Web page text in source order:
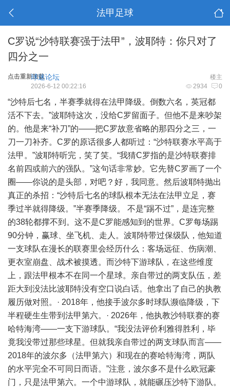
法甲足球
C罗说“沙特联赛强于法甲”，波耶特：你只对了
四分之一
点击重新加载 楼主
球迷论坛
2934 0
2026-6-12 00:22:16
“沙特后七名，半赛季就得在法甲降级。倒数六名，英冠都
活不下去。”波耶特这次，没给C罗留面子。但他不是来吵架
的。他是来“补刀”的——把C罗故意省略的那四分之三，一
刀一刀补齐。C罗的原话很多人都听过：“沙特联赛水平高于
法甲。”波耶特听完，笑了笑。“我猜C罗指的是沙特联赛排
名前四或前六的强队。”这句话非常妙。它先替C罗画了一个
圈——你说的是头部，对吧？好，我同意。然后波耶特抛出
真正的杀招：“沙特后七名的球队根本无法在法甲立足，赛
季过半就得降级。”半赛季降级。 不是“踢不过”，是连完整
的38轮都撑不到。这不是C罗能感知到的世界。C罗每场踢
90分钟，赢球、坐飞机、走人。波耶特带过保级队，他知道
一支球队在漫长的联赛里会经历什么：客场远征、伤病潮、
更衣室崩盘、战术被摸透。而沙特下游球队，在这些维度
上，跟法甲根本不在同一个星球。亲自带过的两支队伍，差
距大到没法比波耶特没有空口说白话。他拿出了自己的执教
履历做对照。· 2018年，他接手波尔多时球队濒临降级，下
半程硬生生带到法甲第六。· 2026年，他执教沙特联赛的赛
哈特海湾——一支下游球队。“我没法评价利雅得胜利，毕
竟我没带过那些球星。但就我亲自带过的两支球队而言——
2018年的波尔多（法甲第六）和现在的赛哈特海湾，两队
的水平完全不可同日而语。”注意，波尔多不是什么欧冠豪
门，只是法甲第六。一个中游球队，就能碾压沙特下游队。